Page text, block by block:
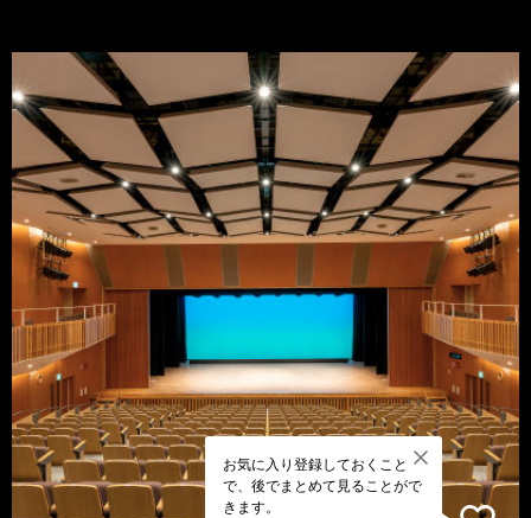
お気に入り登録しておくこと
で、後でまとめて見ることがで
きます。